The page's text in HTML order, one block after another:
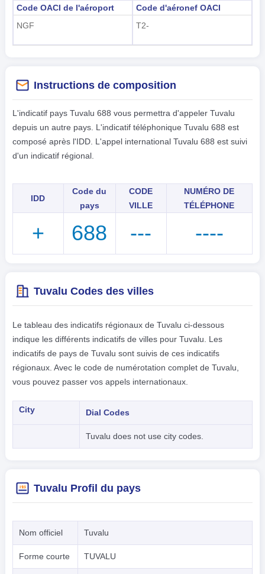
Code OACI de l'aéroport
NGF
Code d'aéronef OACI
T2-
Instructions de composition
L'indicatif pays Tuvalu 688 vous permettra d'appeler Tuvalu
depuis un autre pays. L'indicatif téléphonique Tuvalu 688 est
composé après l'IDD. L'appel international Tuvalu 688 est suivi
d'un indicatif régional.
IDD
Code du
pays
CODE
VILLE
NUMÉRO DE
TÉLÉPHONE
+ 688 --- ----
Tuvalu Codes des villes
Le tableau des indicatifs régionaux de Tuvalu ci-dessous
indique les différents indicatifs de villes pour Tuvalu. Les
indicatifs de pays de Tuvalu sont suivis de ces indicatifs
régionaux. Avec le code de numérotation complet de Tuvalu,
vous pouvez passer vos appels internationaux.
City Dial Codes
Tuvalu does not use city codes.
Tuvalu Profil du pays
Nom officiel Tuvalu
Forme courte TUVALU